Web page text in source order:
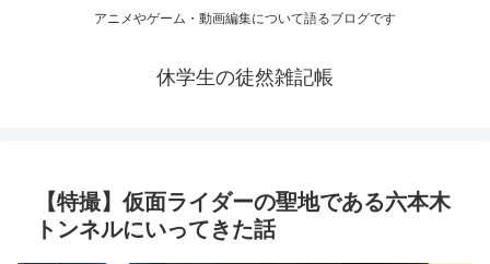
アニメやゲーム・動画編集について語るブログです
休学生の徒然雑記帳
【特撮】仮面ライダーの聖地である六本木
トンネルにいってきた話